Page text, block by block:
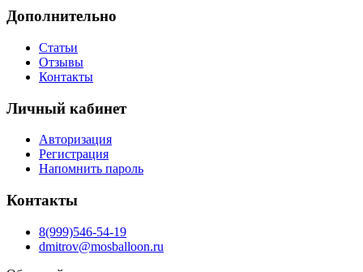
Дополнительно
Статьи
Отзывы
Контакты
Личный кабинет
Авторизация
Регистрация
Напомнить пароль
Контакты
8(999)546-54-19
dmitrov@mosballoon.ru